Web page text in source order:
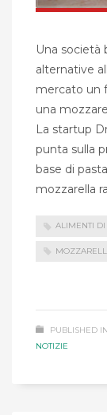
Una società
alternative
mercato un
una
La startup
punta sulla
base di
mozzarella
ALIMENTI DI
PUBLISHED IN
NOTIZIE